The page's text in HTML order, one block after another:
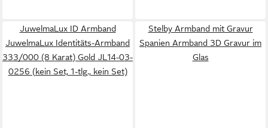
JuwelmaLux ID Armband
JuwelmaLux Identitäts-Armband
333/000 (8 Karat) Gold JL14-03-
0256 (kein Set, 1-tlg., kein Set)
Stelby Armband mit Gravur
Spanien Armband 3D Gravur im
Glas